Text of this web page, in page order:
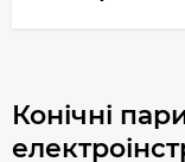
Конічні